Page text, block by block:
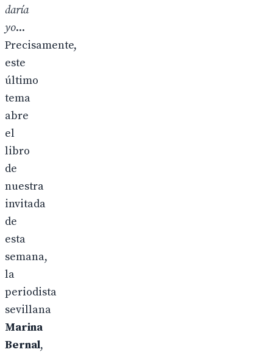
daría
yo...
Precisamente,
este
último
tema
abre
el
libro
de
nuestra
invitada
de
esta
semana,
la
periodista
sevillana
Marina
Bernal,